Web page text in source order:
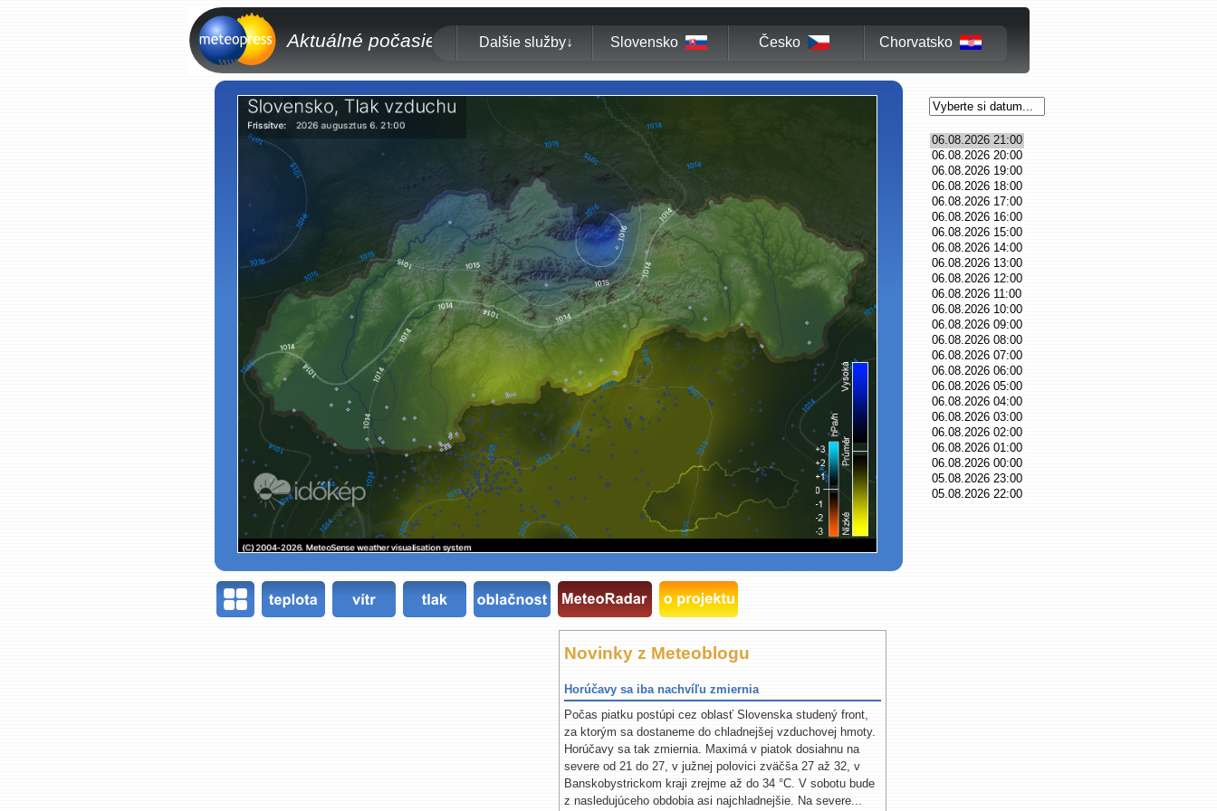
Aktuálné počasie Dalšie služby↓ Slovensko Česko Chorvatsko
Novinky z Meteoblogu
Horúčavy sa iba nachvíľu zmiernia
Počas piatku postúpi cez oblasť Slovenska studený front,
za ktorým sa dostaneme do chladnejšej vzduchovej hmoty.
Horúčavy sa tak zmiernia. Maximá v piatok dosiahnu na
severe od 21 do 27, v južnej polovici zväčša 27 až 32, v
Banskobystrickom kraji zrejme až do 34 °C. V sobotu bude
z nasledujúceho obdobia asi najchladnejšie. Na severe...